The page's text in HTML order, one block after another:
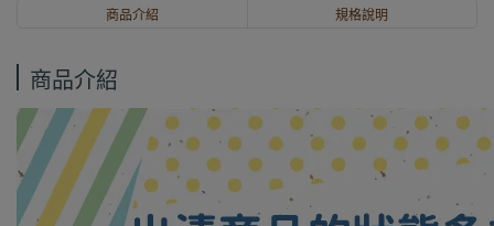
商品介紹 規格說明
商品介紹